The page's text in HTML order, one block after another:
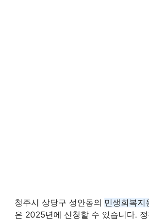
청주시 상당구 성안동의 민생회복지
은 2025년에 신청할 수 있습니다.